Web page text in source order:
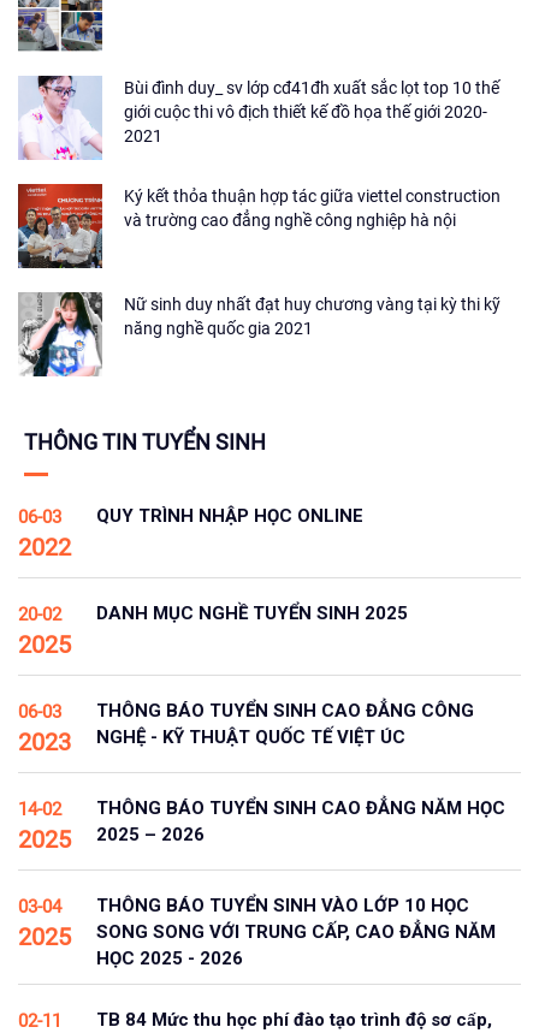
Bùi đình duy_ sv lớp cđ41đh xuất sắc lọt top 10 thế
giới cuộc thi vô địch thiết kế đồ họa thế giới 2020-
2021
Ký kết thỏa thuận hợp tác giữa viettel construction
và trường cao đẳng nghề công nghiệp hà nội
Nữ sinh duy nhất đạt huy chương vàng tại kỳ thi kỹ
năng nghề quốc gia 2021
THÔNG TIN TUYỂN SINH
06-03
2022
QUY TRÌNH NHẬP HỌC ONLINE
20-02
2025
DANH MỤC NGHỀ TUYỂN SINH 2025
06-03
2023
THÔNG BÁO TUYỂN SINH CAO ĐẲNG CÔNG
NGHỆ - KỸ THUẬT QUỐC TẾ VIỆT ÚC
14-02
2025
THÔNG BÁO TUYỂN SINH CAO ĐẲNG NĂM HỌC
2025 – 2026
03-04
2025
THÔNG BÁO TUYỂN SINH VÀO LỚP 10 HỌC
SONG SONG VỚI TRUNG CẤP, CAO ĐẲNG NĂM
HỌC 2025 - 2026
02-11
TB 84 Mức thu học phí đào tạo trình độ sơ cấp,